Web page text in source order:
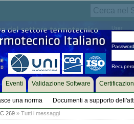
Password
una norma Documenti a supporto
Eventi Validazione Software
269» Tutti i messaggi